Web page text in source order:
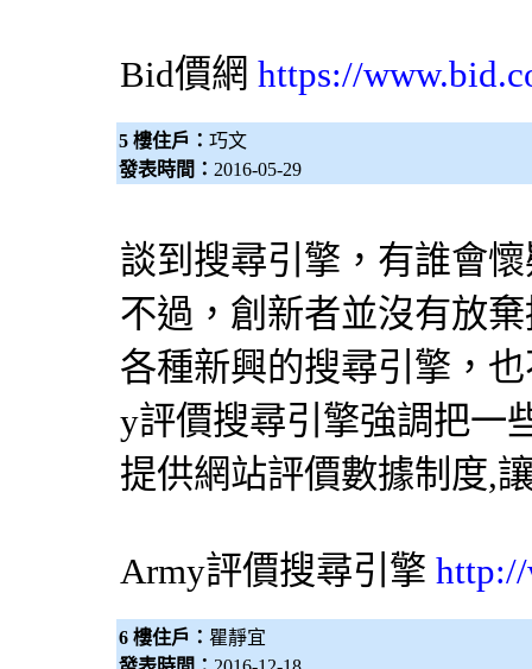
Bid價網 https://
5 樓住戶： 巧文
發表時間： 2016-05-29
談到 搜尋引擎 ，有誰會
不過，創新者並沒有放
各種新興的搜尋引擎 ，
y評價搜尋引擎強調把一
提供網站評價數據制度,
Army評價搜尋引擎
6 樓住戶： 瞿靜宜